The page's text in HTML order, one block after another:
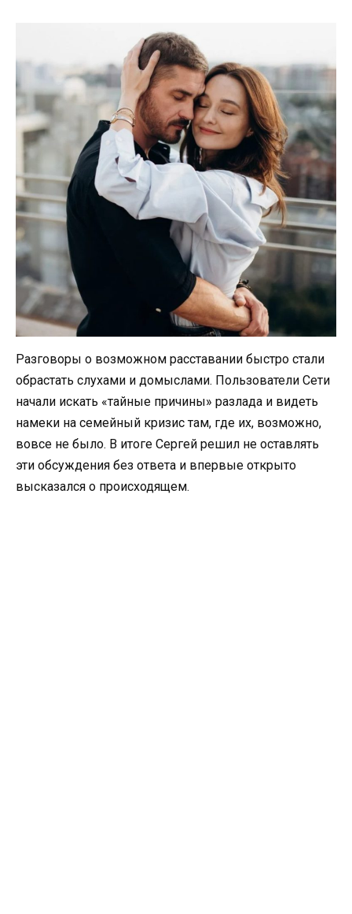
Разговоры о возможном расставании быстро стали
обрастать слухами и домыслами. Пользователи Сети
начали искать «тайные причины» разлада и видеть
намеки на семейный кризис там, где их, возможно,
вовсе не было. В итоге Сергей решил не оставлять
эти обсуждения без ответа и впервые открыто
высказался о происходящем.